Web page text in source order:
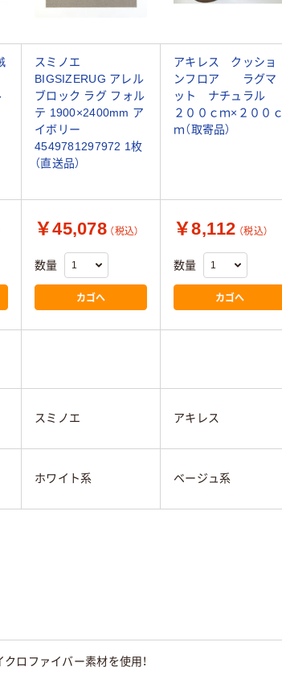
スミノエ
BIGSIZERUG アレル
ブロック ラグ フォル
テ 1900×2400mm ア
イボリー
4549781297972 1枚
（直送品）
アキレス クッショ
ンフロア ラグマ
ット ナチュラル
２００ｃｍ×２００ｃ
ｍ（取寄品）
￥45,078 （税込）
数量
カゴへ
￥8,112 （税込）
数量
カゴへ
スミノエ アキレス
ホワイト系 ベージュ系
ロファイバー素材を使用！